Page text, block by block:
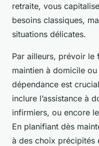
retraite, vous
besoins classiques,
situations délicates.
Par ailleurs, prévoir le
maintien à domicile ou
dépendance est
inclure l’assistance à
infirmiers, ou encore
En planifiant dès
à des choix précipités